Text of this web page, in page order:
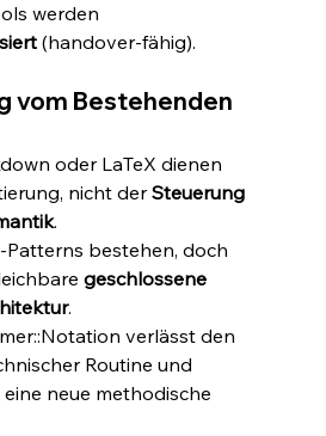
werden
(handover-fähig).
vom Bestehenden
oder LaTeX dienen
nicht der Steuerung
.
bestehen, doch
geschlossene
.
verlässt den
Routine und
neue methodische